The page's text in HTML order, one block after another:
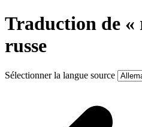
Traduction de «
russe
Sélectionner la langue source